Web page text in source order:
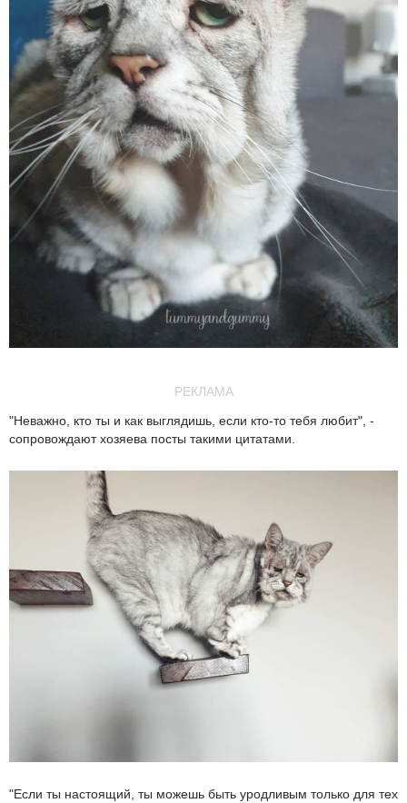
РЕКЛАМА
"Неважно, кто ты и как выглядишь, если кто-то тебя любит", -
сопровождают хозяева посты такими цитатами.
"Если ты настоящий, ты можешь быть уродливым только для тех